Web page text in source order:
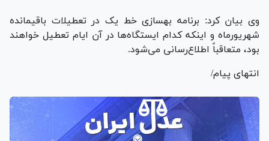
وی بیان کرد: برنامه بهسازی خط یک در تعطیلات باقیمانده
شهریورماه و اینکه کدام ایستگاه‌ها در آن ایام تعطیل خواهند
بود، متعاقباً اطلاع‌رسانی می‌شود.
انتهای پیام/